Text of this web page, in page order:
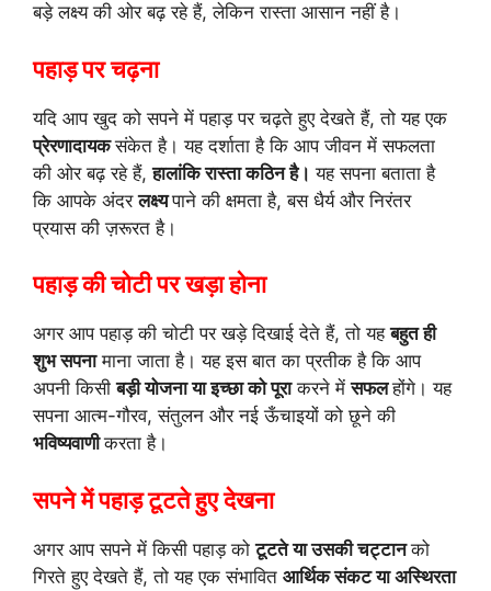
बड़े लक्ष्य की ओर बढ़ रहे हैं, लेकिन रास्ता आसान नहीं है।
पहाड़ पर चढ़ना
यदि आप खुद को सपने में पहाड़ पर चढ़ते हुए देखते हैं, तो यह एक
प्रेरणादायकसंकेत है। यह दर्शाता है कि आप जीवन में सफलता
की ओर बढ़ रहे हैं,हालांकि रास्ता कठिन है। यह सपना बताता है
कि आपके अंदरलक्ष्यपाने की क्षमता है, बस धैर्य और निरंतर
प्रयास की ज़रूरत है।
पहाड़ की चोटी पर खड़ा होना
अगर आप पहाड़ की चोटी पर खड़े दिखाई देते हैं, तो यहबहुत ही
शुभ सपनामाना जाता है। यह इस बात का प्रतीक है कि आप
अपनी किसीबड़ी योजना या इच्छा को पूराकरने मेंसफलहोंगे। यह
सपना आत्म-गौरव, संतुलन और नई ऊँचाइयों को छूने की
भविष्यवाणीकरता है।
सपने में पहाड़ टूटते हुए देखना
अगर आप सपने में किसी पहाड़ कोटूटते या उसकी चट्टानको
गिरते हुए देखते हैं, तो यह एक संभावित आर्थिक संकट या अस्थिरता